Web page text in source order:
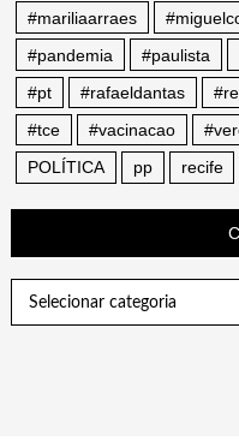
#mariliaarraes
#pandemia
#paulista
#pt
#rafaeldantas
#tce
#vacinacao
POLÍTICA
pp recife